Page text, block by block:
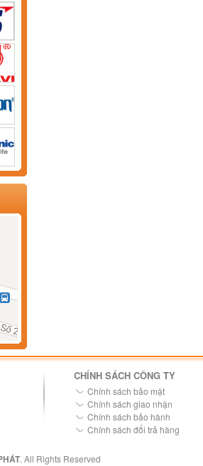
CHÍNH SÁCH CÔNG TY
Chính sách bảo mật
Chính sách giao nhận
Chính sách bảo hành
Chính sách đổi trả hàng
. All Rights Reserved